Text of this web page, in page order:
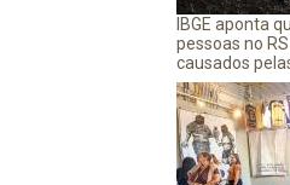
IBGE aponta
pessoas no
causados